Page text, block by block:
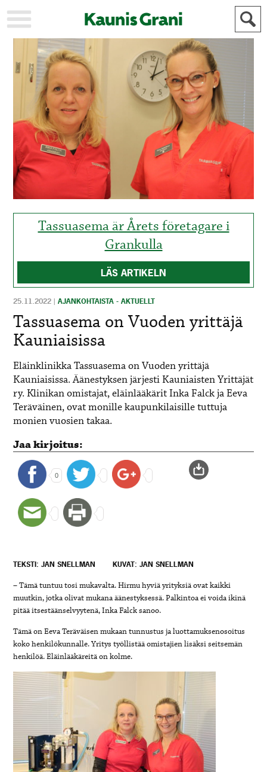
KAUPUNKI
STADEN
AJANKOHTAISTA
AKTUELLT
URHEILU
IDROTT
KULTTUURI
HISTORIA
YLEINEN
ALLMÄN
MAINOSTAJILLE
ANNONSÖRER
Tassuasema är Årets företagare i
Grankulla
LÄS ARTIKELN
25.11.2022 |AJANKOHTAISTA - AKTUELLT
Tassuasema on Vuoden yrittäjä
Kauniaisissa
Eläinklinikka Tassuasema on Vuoden yrittäjä
Kauniaisissa. Äänestyksen järjesti Kauniaisten Yrittäjät
ry. Klinikan omistajat, eläinlääkärit Inka Falck ja Eeva
Teräväinen, ovat monille kaupunkilaisille tuttuja
monien vuosien takaa.
Jaa kirjoitus:
0
TEKSTI: JAN SNELLMAN KUVAT: JAN SNELLMAN
– Tämä tuntuu tosi mukavalta. Hirmu hyviä yrityksiä ovat kaikki
muutkin, jotka olivat mukana äänestyksessä. Palkintoa ei voida ikinä
pitää itsestäänselvyytenä, Inka Falck sanoo.
Tämä on Eeva Teräväisen mukaan tunnustus ja luottamuksenosoitus
koko henkilökunnalle. Yritys työllistää omistajien lisäksi seitsemän
henkilöä. Eläinlääkäreitä on kolme.